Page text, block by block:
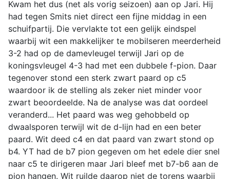
Kwam het dus (net als vorig seizoen) aan op Jari. Hij
had tegen Smits niet direct een fijne middag in een
schuifpartij. Die vervlakte tot een gelijk eindspel
waarbij wit een makkelijker te mobilseren meerderheid
3-2 had op de damevleugel terwijl Jari op de
koningsvleugel 4-3 had met een dubbele f-pion. Daar
tegenover stond een sterk zwart paard op c5
waardoor ik de stelling als zeker niet minder voor
zwart beoordeelde. Na de analyse was dat oordeel
veranderd... Het paard was weg gehobbeld op
dwaalsporen terwijl wit de d-lijn had en een beter
paard. Wit deed c4 en dat paard van zwart stond op
b4. YT had de b7 pion gegeven om het edele dier snel
naar c5 te dirigeren maar Jari bleef met b7-b6 aan de
pion hangen. Wit ruilde daarop niet de torens waarbij